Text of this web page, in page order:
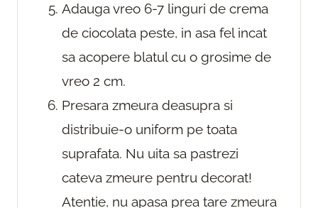
Adauga vreo 6-7 linguri de crema
de ciocolata peste, in asa fel incat
sa acopere blatul cu o grosime de
vreo 2 cm.
Presara zmeura deasupra si
distribuie-o uniform pe toata
suprafata. Nu uita sa pastrezi
cateva zmeure pentru decorat!
Atentie, nu apasa prea tare zmeura